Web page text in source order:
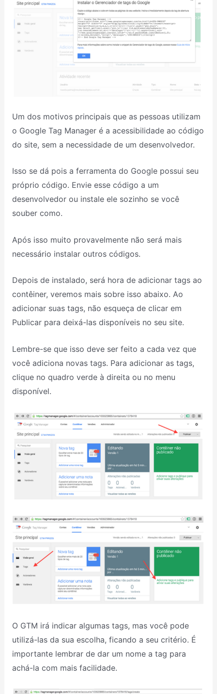
Um dos motivos principais que as pessoas utilizam
o Google Tag Manager é a acessibilidade ao código
do site, sem a necessidade de um desenvolvedor.
Isso se dá pois a ferramenta do Google possui seu
próprio código. Envie esse código a um
desenvolvedor ou instale ele sozinho se você
souber como.
Após isso muito provavelmente não será mais
necessário instalar outros códigos.
Depois de instalado, será hora de adicionar tags ao
contêiner, veremos mais sobre isso abaixo. Ao
adicionar suas tags, não esqueça de clicar em
Publicar para deixá-las disponíveis no seu site.
Lembre-se que isso deve ser feito a cada vez que
você adiciona novas tags. Para adicionar as tags,
clique no quadro verde à direita ou no menu
disponível.
O GTM irá indicar algumas tags, mas você pode
utilizá-las da sua escolha, ficando a seu critério. É
importante lembrar de dar um nome a tag para
achá-la com mais facilidade.